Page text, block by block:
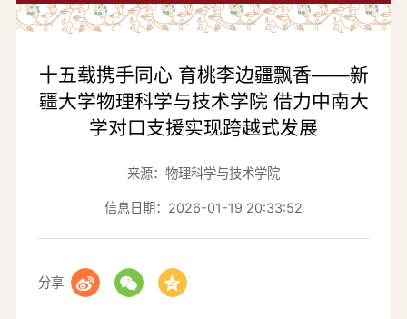
十五载携手同心 育桃李边疆飘香——新
疆大学物理科学与技术学院 借力中南大
学对口支援实现跨越式发展
来源：物理科学与技术学院
信息日期：2026-01-19 20:33:52
分享